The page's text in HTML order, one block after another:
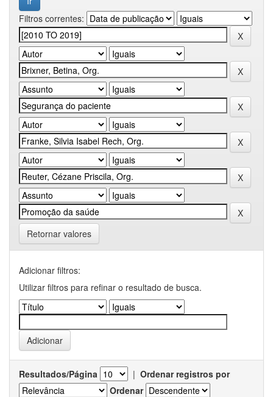
Filtros correntes:
Retornar valores
Adicionar filtros:
Utilizar filtros para refinar o resultado de busca.
Resultados/Página | Ordenar registros por
Ordenar